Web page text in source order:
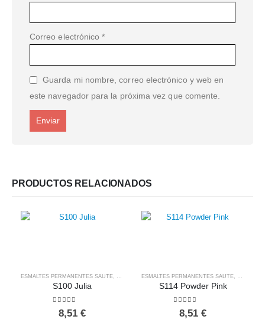
Correo electrónico*
Guarda mi nombre, correo electrónico y web en
este navegador para la próxima vez que comente.
PRODUCTOS RELACIONADOS
ESMALTES PERMANENTES SAUTE, SAUTE NAILS
S100 Julia
out of 5
8,51 €
ESMALTES PERMANENTES SAUTE, SAUTE
S114 Powder Pink
out of 5
8,51 €